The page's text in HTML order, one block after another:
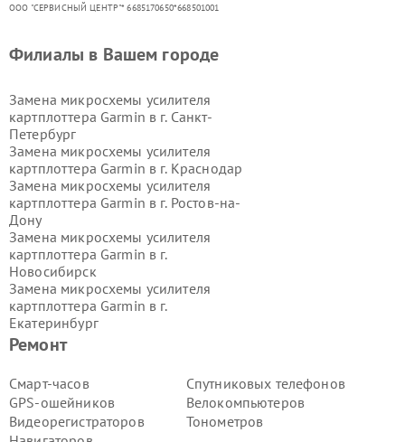
ООО "СЕРВИСНЫЙ ЦЕНТР"* 6685170650*668501001
Ремонт
Смарт-часов
GPS-ошейников
Видеорегистраторов
Спутниковых телефонов
Велокомпьютеров
Тонометров
Филиалы в Вашем городе
Замена микросхемы усилителя
картплоттера Garmin в г. Санкт-
Петербург
Замена микросхемы усилителя
картплоттера Garmin в г. Краснодар
Замена микросхемы усилителя
картплоттера Garmin в г. Ростов-на-
Дону
Замена микросхемы усилителя
картплоттера Garmin в г.
Новосибирск
Замена микросхемы усилителя
картплоттера Garmin в г.
Екатеринбург
Замена микросхемы усилителя
картплоттера Garmin в г.
картплоттера Garmin в г.
Воронеж
Замена микросхемы усилителя
картплоттера Garmin в г.
Волгоград